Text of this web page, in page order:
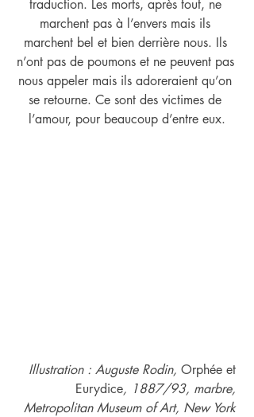
traduction. Les morts, après tout, ne
marchent pas à l’envers mais ils
marchent bel et bien derrière nous. Ils
n’ont pas de poumons et ne peuvent pas
nous appeler mais ils adoreraient qu’on
se retourne. Ce sont des victimes de
l’amour, pour beaucoup d’entre eux.
Illustration : Auguste Rodin, Orphée et
Eurydice, 1887/93, marbre,
Metropolitan Museum of Art, New York